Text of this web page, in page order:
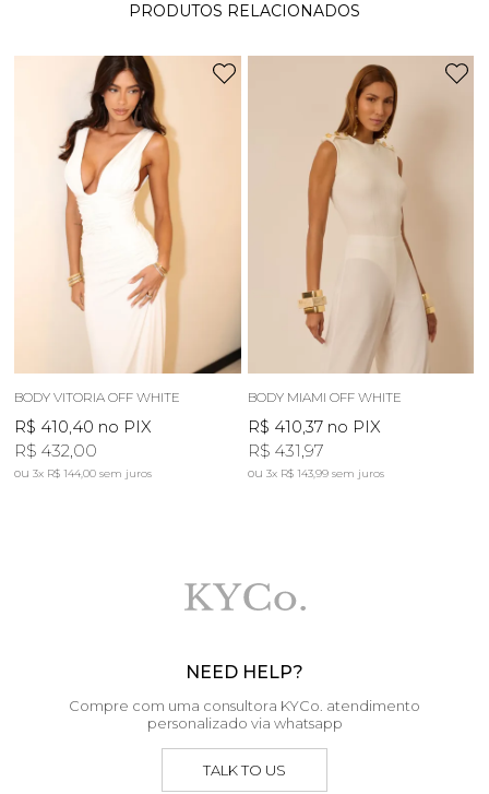
PRODUTOS RELACIONADOS
BODY VITORIA OFF WHITE
R$ 410,40 no PIX
R$ 432,00
3x R$ 144,00sem juros
BODY MIAMI OFF WHITE
R$ 410,37no PIX
R$ 431,97
3x R$ 143,99 sem juros
NEED HELP?
Compre com uma consultora KYCo. atendimento
personalizado via whatsapp
TALK TO US